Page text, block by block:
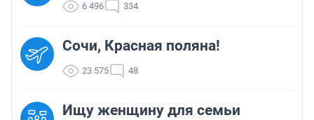
6 496 334
Сочи, Красная поляна!
23 575 48
Ищу женщину для семьи